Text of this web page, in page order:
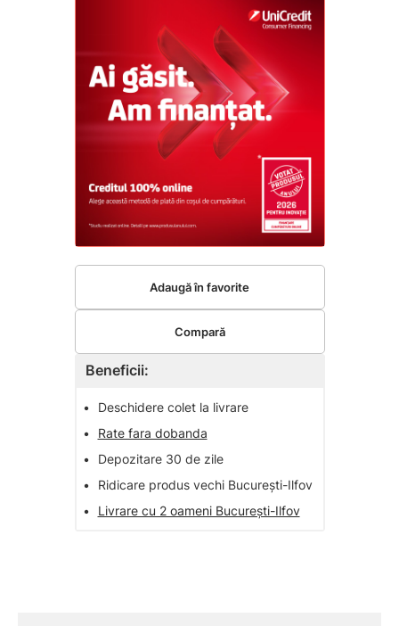
Beneficii:
•
Deschidere colet la livrare
•
Rate fara dobanda
•
Depozitare 30 de zile
•
Ridicare produs vechi București-Ilfov
•
Livrare cu 2 oameni București-Ilfov
Adaugă în favorite
Compară